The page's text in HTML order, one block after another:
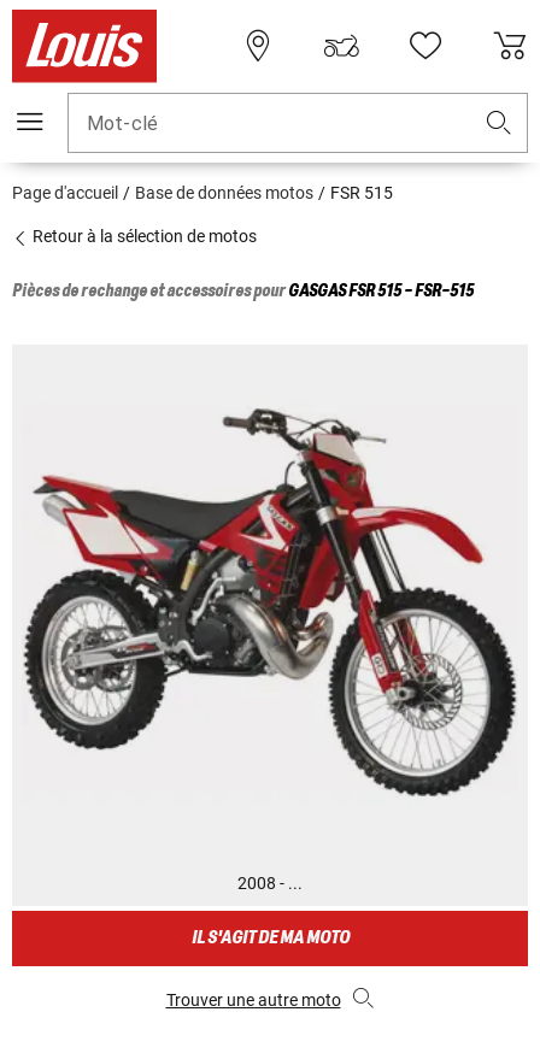
Mot-clé
Page d'accueil Base de données motos FSR 515
Retour à la sélection de motos
Pièces de rechange et accessoires pourGASGASFSR 515 - FSR-515
2008 - ...
IL S'AGIT DE MA MOTO
Trouver une autre moto